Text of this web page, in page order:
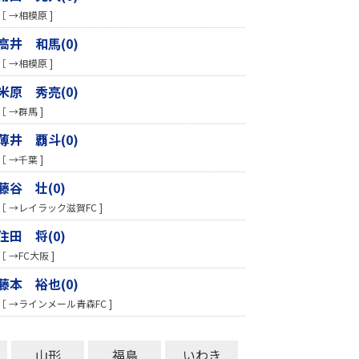
［ →相模原 ]
井 和馬(0)
［ →相模原 ]
原 秀亮(0)
［ →群馬 ]
井 覇斗(0)
［ →千葉 ]
谷 壮(0)
［ →レイラック滋賀FC ]
田 将(0)
［ →FC大阪 ]
本 裕也(0)
［ →ラインメール青森FC ]